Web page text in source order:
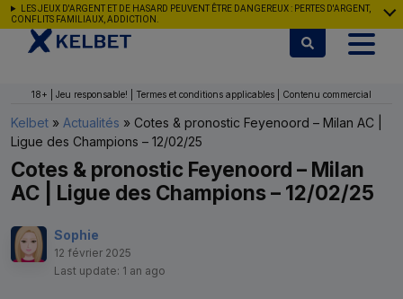
Aller au contenu
LES JEUX D'ARGENT ET DE HASARD PEUVENT ÊTRE DANGEREUX : PERTES D'ARGENT,
CONFLITS FAMILIAUX, ADDICTION.
18+ | Jeu responsable! | Termes et conditions applicables | Contenu commercial
Kelbet » Actualités » Cotes & pronostic Feyenoord – Milan AC |
Ligue des Champions – 12/02/25
Cotes & pronostic Feyenoord – Milan
AC | Ligue des Champions – 12/02/25
Sophie
12 février 2025
Last update: 1 an ago